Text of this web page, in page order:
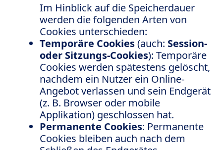
Im Hinblick auf die Speicherdauer
werden die folgenden Arten von
Cookies unterschieden:
Temporäre Cookies(auch: Session-
oder Sitzungs-Cookies): Temporäre
Cookies werden spätestens gelöscht,
nachdem ein Nutzer ein Online-
Angebot verlassen und sein Endgerät
(z. B. Browser oder mobile
Applikation) geschlossen hat.
Permanente Cookies: Permanente
Cookies bleiben auch nach dem